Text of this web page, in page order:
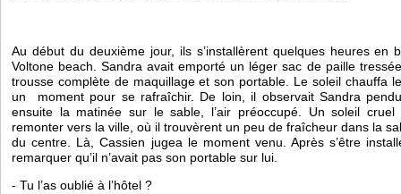
Au début du deuxième jour, ils s’installèrent quelques heures en
Voltone beach. Sandra avait emporté un léger sac de paille
trousse complète de maquillage et son portable. Le soleil chauffa
un  moment pour se rafraîchir. De loin, il observait Sandra
ensuite la matinée sur le sable, l’air préoccupé. Un soleil
remonter vers la ville, où il trouvèrent un peu de fraîcheur dans la
du centre. Là, Cassien jugea le moment venu. Après s’être
remarquer qu’il n’avait pas son portable sur lui.
- Tu l’as oublié à l’hôtel ?